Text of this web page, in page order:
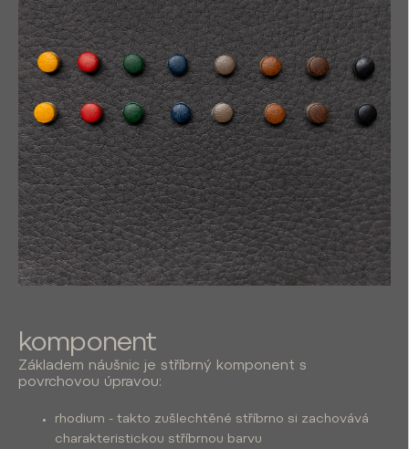
komponent
Základem náušnic je stříbrný komponent s
povrchovou úpravou:
rhodium - takto zušlechtěné stříbrno si zachovává
charakteristickou stříbrnou barvu